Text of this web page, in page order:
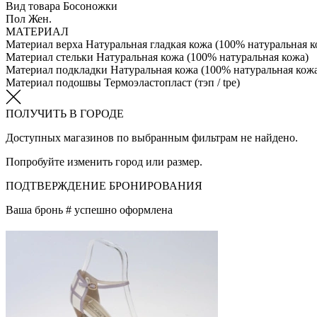
Вид товара Босоножки
Пол Жен.
МАТЕРИАЛ
Материал верха Натуральная гладкая кожа (100% натуральная
Материал стельки Натуральная кожа (100% натуральная кожа)
Материал подкладки Натуральная кожа (100% натуральная
Материал подошвы Термоэластопласт (тэп / tpe)
ПОЛУЧИТЬ В ГОРОДЕ
Доступных магазинов по выбранным фильтрам не найдено.
Попробуйте изменить город или размер.
ПОДТВЕРЖДЕНИЕ БРОНИРОВАНИЯ
Ваша бронь # успешно оформлена